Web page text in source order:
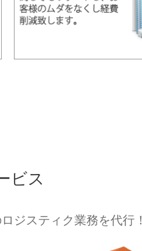
ビス
ジスティク業務を代行！